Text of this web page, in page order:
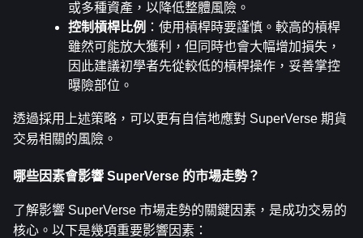
或多種資產，以降低整體風險。
控制槓桿比例 ：使用槓桿時要謹慎。較高的槓桿
雖然可能放大獲利，但同時也會大幅增加損失，
因此建議初學者先從較低的槓桿操作，妥善掌控
曝險部位。
透過採用上述策略，可以更有自信地應對 SuperVerse 期貨
交易相關的風險。
哪些因素會影響 SuperVerse 的市場走勢？
了解影響 SuperVerse 市場走勢的關鍵因素，是成功交易的
核心。以下是幾項重要影響因素：